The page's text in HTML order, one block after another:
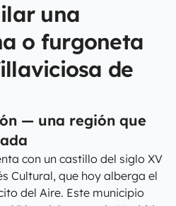
una
o furgoneta
de
— una región que
con un castillo del siglo XV
Cultural, que hoy alberga el
del Aire. Este municipio